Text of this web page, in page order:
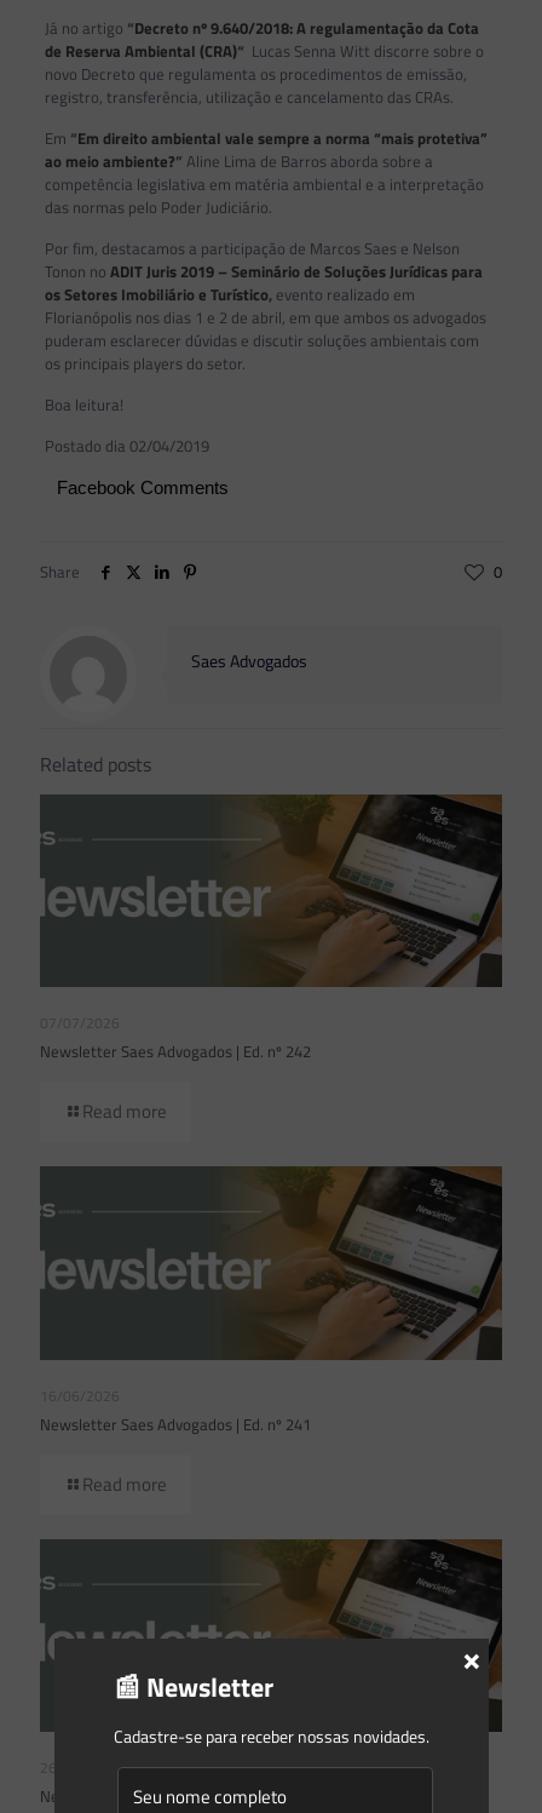
Já no artigo “Decreto nº 9.640/2018: A regulamentação da Cota
de Reserva Ambiental (CRA)“ Lucas Senna Witt discorre sobre o
novo Decreto que regulamenta os procedimentos de emissão,
registro, transferência, utilização e cancelamento das CRAs.
Em “Em direito ambiental vale sempre a norma “mais protetiva”
ao meio ambiente?” Aline Lima de Barros aborda sobre a
competência legislativa em matéria ambiental e a interpretação
das normas pelo Poder Judiciário.
Por fim, destacamos a participação de Marcos Saes e Nelson
Tonon no ADIT Juris 2019 – Seminário de Soluções Jurídicas para
os Setores Imobiliário e Turístico, evento realizado em
Florianópolis nos dias 1 e 2 de abril, em que ambos os advogados
puderam esclarecer dúvidas e discutir soluções ambientais com
os principais players do setor.
Boa leitura!
Postado dia 02/04/2019
Facebook Comments
Share 0
Saes Advogados
Related posts
07/07/2026
Newsletter Saes Advogados | Ed. nº 242
Read more
16/06/2026
Newsletter Saes Advogados | Ed. nº 241
Read more
26/05/2026
Newsletter Saes Advogados | Ed. nº240
📰 Newsletter
Cadastre-se para receber nossas novidades.
×